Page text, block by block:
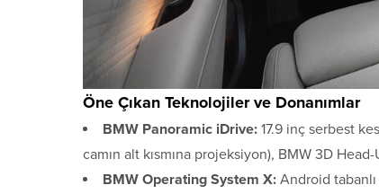
Öne Çıkan Teknolojiler ve Donanımlar
BMW Panoramic iDrive: 17.9 inç serbest
camın alt kısmına projeksiyon), BMW 3D
BMW Operating System X: Android